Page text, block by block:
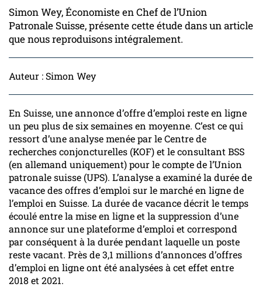
Simon Wey, Économiste en Chef de l’Union
Patronale Suisse, présente cette étude dans un article
que nous reproduisons intégralement.
Auteur : Simon Wey
En Suisse, une annonce d’offre d’emploi reste en ligne
un peu plus de six semaines en moyenne. C’est ce qui
ressort d’une analyse menée par le Centre de
recherches conjoncturelles (KOF) et le consultant BSS
(en allemand uniquement) pour le compte de l’Union
patronale suisse (UPS). L’analyse a examiné la durée de
vacance des offres d’emploi sur le marché en ligne de
l’emploi en Suisse. La durée de vacance décrit le temps
écoulé entre la mise en ligne et la suppression d’une
annonce sur une plateforme d’emploi et correspond
par conséquent à la durée pendant laquelle un poste
reste vacant. Près de 3,1 millions d’annonces d’offres
d’emploi en ligne ont été analysées à cet effet entre
2018 et 2021.